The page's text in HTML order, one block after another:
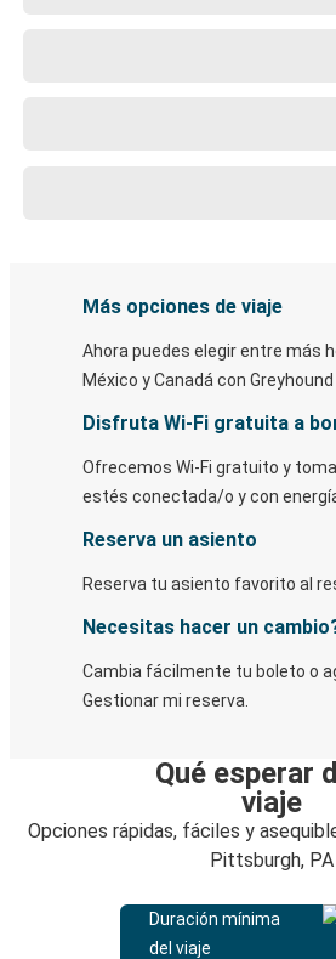
Más opciones de viaje
Ahora puedes elegir entre más
México y Canadá con Greyhound
Disfruta Wi-Fi gratuita a
Ofrecemos Wi-Fi gratuito y
estés conectada/o y con
Reserva un asiento
Reserva tu asiento favorito al
Necesitas hacer un
Cambia fácilmente tu boleto o
Gestionar mi reserva.
Qué esperar
viaje
Opciones rápidas, fáciles y
Pittsburgh, PA
Duración mínima
del viaje